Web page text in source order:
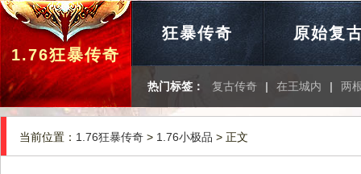
1.76狂暴传奇
狂暴传奇 原始复
热门标签： 复古传奇 | 在王城内 | 两
当前位置： 1.76狂暴传奇 > 1.76小极品 > 正文